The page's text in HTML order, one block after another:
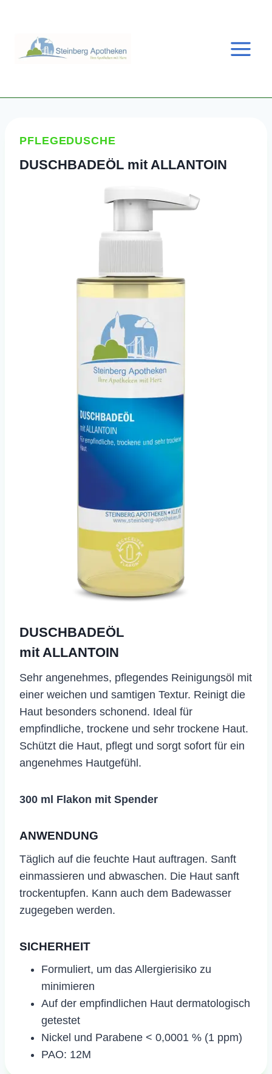
springen
PFLEGEDUSCHE
DUSCHBADEÖL mit ALLANTOIN
DUSCHBADEÖL
mit ALLANTOIN
​Sehr angenehmes, pflegendes Reinigungsöl mit
einer weichen und samtigen Textur. Reinigt die
Haut besonders schonend. Ideal für
empfindliche, trockene und sehr trockene Haut.
Schützt die Haut, pflegt und sorgt sofort für ein
angenehmes Hautgefühl.
300 ml Flakon mit Spender
ANWENDUNG
​Täglich auf die feuchte Haut auftragen. Sanft
einmassieren und abwaschen. Die Haut sanft
trockentupfen. Kann auch dem Badewasser
zugegeben werden.
SICHERHEIT
Formuliert, um das Allergierisiko zu
minimieren
Auf der empfindlichen Haut dermatologisch
getestet
Nickel und Parabene < 0,0001 % (1 ppm)
PAO: 12M